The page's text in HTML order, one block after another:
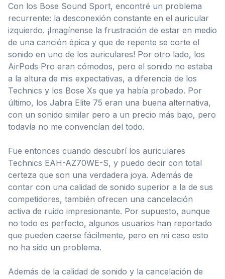
Con los Bose Sound Sport, encontré un problema
recurrente: la desconexión constante en el auricular
izquierdo. ¡Imagínense la frustración de estar en medio
de una canción épica y que de repente se corte el
sonido en uno de los auriculares! Por otro lado, los
AirPods Pro eran cómodos, pero el sonido no estaba
a la altura de mis expectativas, a diferencia de los
Technics y los Bose Xs que ya había probado. Por
último, los Jabra Elite 75 eran una buena alternativa,
con un sonido similar pero a un precio más bajo, pero
todavía no me convencían del todo.
Fue entonces cuando descubrí los auriculares
Technics EAH-AZ70WE-S, y puedo decir con total
certeza que son una verdadera joya. Además de
contar con una calidad de sonido superior a la de sus
competidores, también ofrecen una cancelación
activa de ruido impresionante. Por supuesto, aunque
no todo es perfecto, algunos usuarios han reportado
que pueden caerse fácilmente, pero en mi caso esto
no ha sido un problema.
Además de la calidad de sonido y la cancelación de